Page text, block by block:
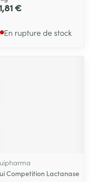
€
En rupture de stock
Competition Lactanase